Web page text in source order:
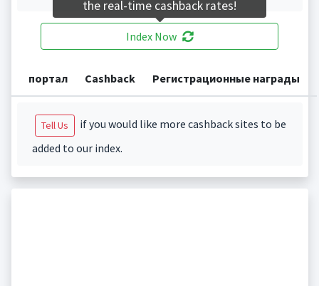
Index Now
портал Cashback Регистрационные награды
Tell Us
if you would like more cashback sites to be
added to our index.
the real-time cashback rates!